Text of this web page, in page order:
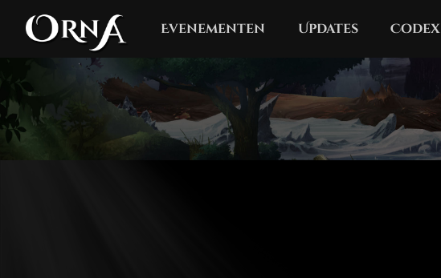
Evenementen Updates Codex